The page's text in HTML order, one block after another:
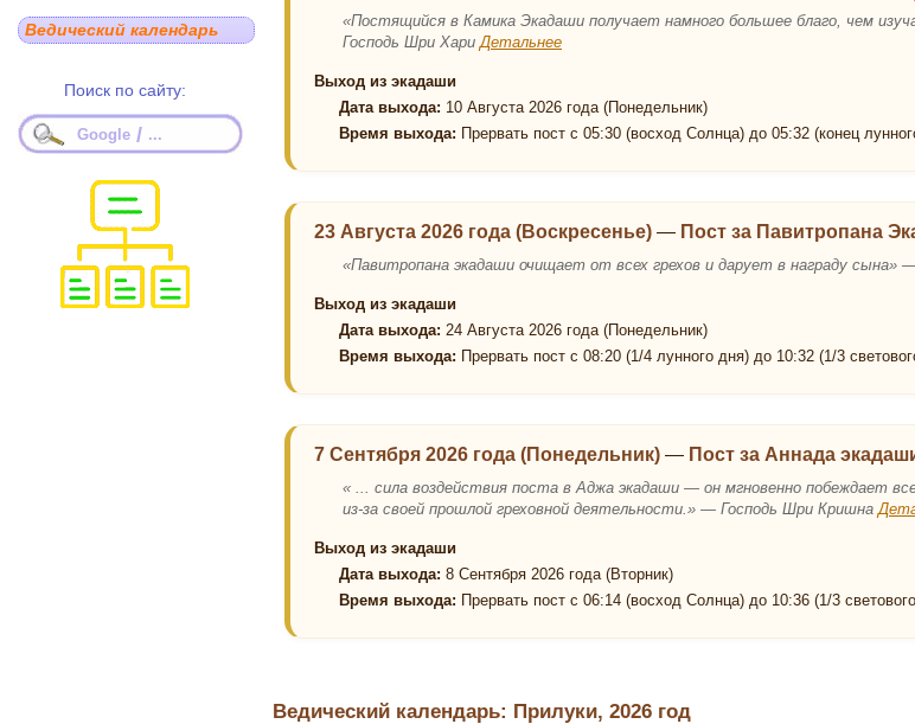
«Постящийся в Камика Экадаши получает намного большее благо, чем
Господь Шри ХариДетальнее
Выход из экадаши
Дата выхода: 10 Августа 2026 года (Понедельник)
Время выхода: Прервать пост с 05:30 (восход Солнца) до 05:32 (конец
23 Августа 2026 года (Воскресенье) — Пост за Павитропана
«Павитропана экадаши очищает от всех грехов и дарует в награду
Выход из экадаши
Дата выхода: 24 Августа 2026 года (Понедельник)
Время выхода: Прервать пост с 08:20 (1/4 лунного дня) до 10:32 (1/3
7 Сентября 2026 года (Понедельник) — Пост за Аннада
« ... сила воздействия поста в Аджа экадаши — он мгновенно побеждает
из-за своей прошлой греховной деятельности.» — Господь Шри Кришна
Выход из экадаши
Дата выхода: 8 Сентября 2026 года (Вторник)
Время выхода: Прервать пост с 06:14 (восход Солнца) до 10:36 (1/3
Ведический календарь: Прилуки, 2026 год
Ведический календарь
Поиск по сайту:
Google / ...